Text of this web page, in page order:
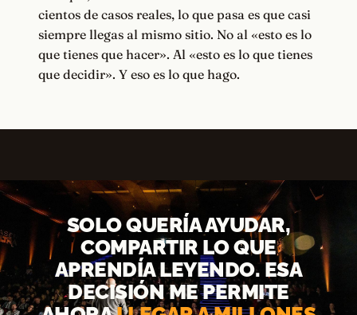
cientos de casos reales, lo que pasa es que casi
siempre llegas al mismo sitio. No al «esto es lo
que tienes que hacer». Al «esto es lo que tienes
que decidir». Y eso es lo que hago.
SOLO QUERÍA AYUDAR,
COMPARTIR LO QUE
APRENDÍA LEYENDO. ESA
DECISIÓN ME PERMITE